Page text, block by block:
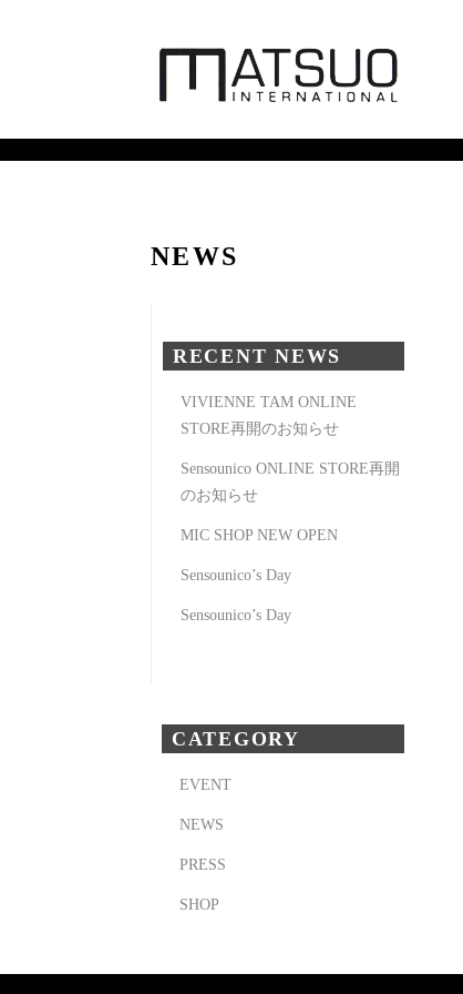
NEWS
RECENT NEWS
VIVIENNE TAM ONLINE
STORE再開のお知らせ
Sensounico ONLINE STORE再開
のお知らせ
MIC SHOP NEW OPEN
Sensounico’s Day
Sensounico’s Day
CATEGORY
EVENT
NEWS
PRESS
SHOP